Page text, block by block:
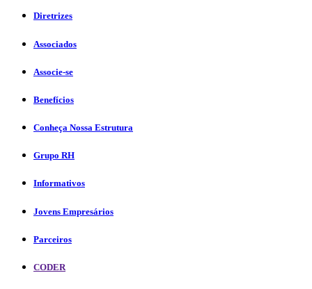
Diretrizes
Associados
Associe-se
Benefícios
Conheça Nossa Estrutura
Grupo RH
Informativos
Jovens Empresários
Parceiros
CODER